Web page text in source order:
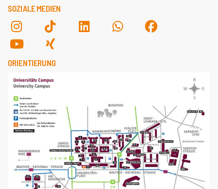
SOZIALE MEDIEN
ORIENTIERUNG